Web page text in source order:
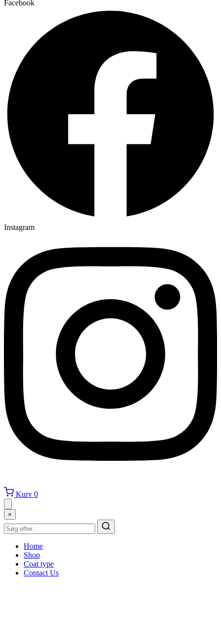
Facebook
Instagram
Kurv 0
×
Home
Shop
Coat type
Contact Us